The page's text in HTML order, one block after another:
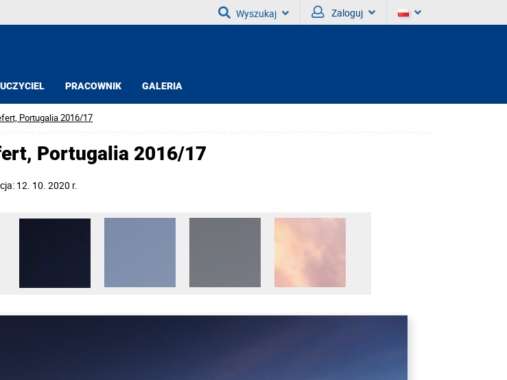
Wyszukaj Zaloguj
PRACOWNIK GALERIA
Portugalia 2016/17
Portugalia 2016/17
12. 10. 2020 r.